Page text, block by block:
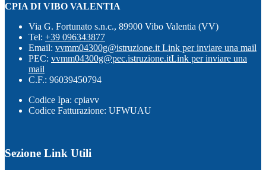
CPIA DI VIBO VALENTIA
Via G. Fortunato s.n.c., 89900 Vibo Valentia (VV)
Tel: +39 096343877
Email: vvmm04300g@istruzione.it Link per inviare una mail
PEC: vvmm04300g@pec.istruzione.itLink per inviare una
mail
C.F.: 96039450794
Codice Ipa: cpiavv
Codice Fatturazione: UFWUAU
Sezione Link Utili